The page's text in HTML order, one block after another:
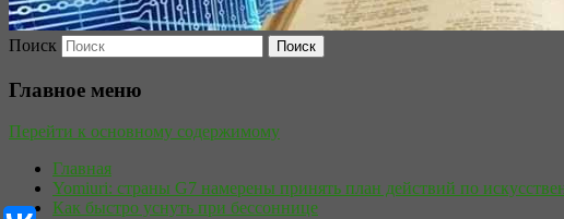
Поиск
Главное меню
Перейти к основному содержимому
Главная
Yomiuri: страны G7 намерены принять план действий по
Как быстро уснуть при бессоннице